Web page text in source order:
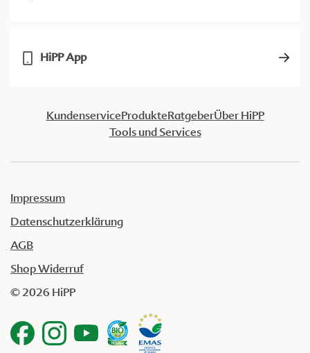
HiPP App
KundenserviceProdukteRatgeberÜber HiPP
Tools und Services
Impressum
Datenschutzerklärung
AGB
Shop Widerruf
© 2026 HiPP